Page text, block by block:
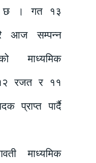
छ । गत १३
आज सम्पन्न
माध्यमिक
१२ रजत र ११
प्राप्त पार्दै
माध्यमिक